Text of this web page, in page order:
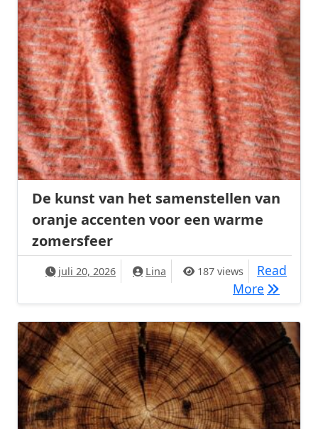
De kunst van het samenstellen van
oranje accenten voor een warme
zomersfeer
juli 20, 2026 Lina 187 views
Read
More De